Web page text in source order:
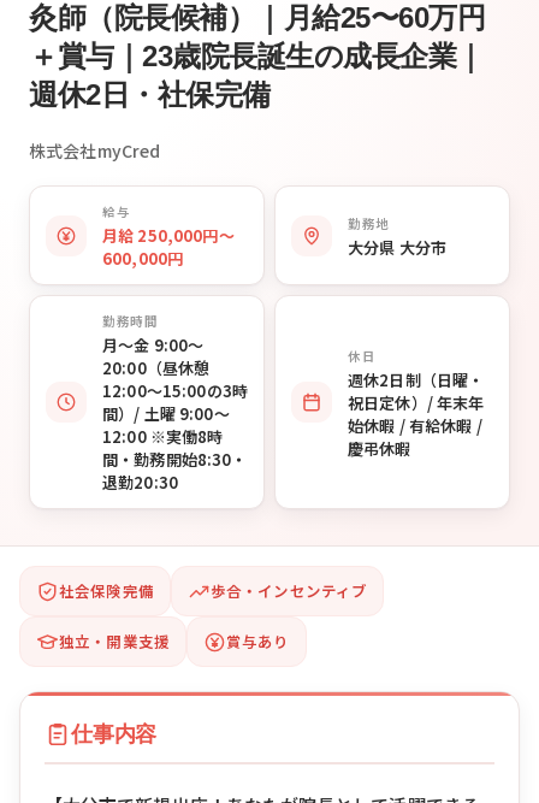
灸師（院長候補）｜月給25〜60万円
＋賞与｜23歳院長誕生の成長企業｜
週休2日・社保完備
株式会社myCred
給与
月給 250,000円〜
600,000円
勤務地
大分県 大分市
勤務時間
月〜金 9:00〜
20:00（昼休憩
12:00〜15:00の3時
間）/ 土曜 9:00〜
12:00 ※実働8時
間・勤務開始8:30・
退勤20:30
休日
週休2日制（日曜・
祝日定休）/ 年末年
始休暇 / 有給休暇 /
慶弔休暇
社会保険完備 歩合・インセンティブ
独立・開業支援 賞与あり
仕事内容